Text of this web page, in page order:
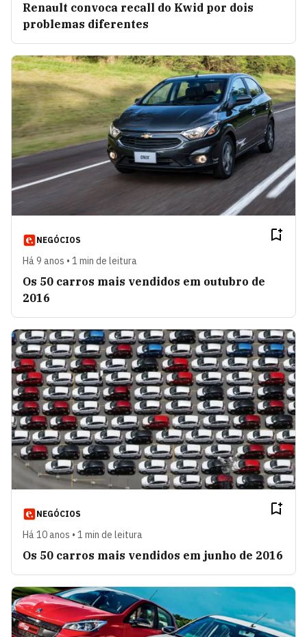
Renault convoca recall do Kwid por dois
problemas diferentes
NEGÓCIOS
Há 9 anos • 1 min de leitura
Os 50 carros mais vendidos em outubro de
2016
NEGÓCIOS
Há 10 anos • 1 min de leitura
Os 50 carros mais vendidos em junho de 2016